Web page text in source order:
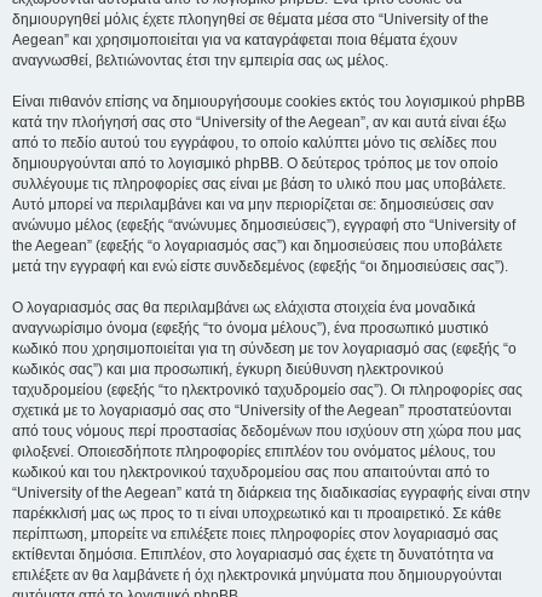
δημιουργηθεί μόλις έχετε πλοηγηθεί σε θέματα μέσα στο “University of the
Aegean” και χρησιμοποιείται για να καταγράφεται ποια θέματα έχουν
αναγνωσθεί, βελτιώνοντας έτσι την εμπειρία σας ως μέλος.
Είναι πιθανόν επίσης να δημιουργήσουμε cookies εκτός του λογισμικού phpBB
κατά την πλοήγησή σας στο “University of the Aegean”, αν και αυτά είναι έξω
από το πεδίο αυτού του εγγράφου, το οποίο καλύπτει μόνο τις σελίδες που
δημιουργούνται από το λογισμικό phpBB. Ο δεύτερος τρόπος με τον οποίο
συλλέγουμε τις πληροφορίες σας είναι με βάση το υλικό που μας υποβάλετε.
Αυτό μπορεί να περιλαμβάνει και να μην περιορίζεται σε: δημοσιεύσεις σαν
ανώνυμο μέλος (εφεξής “ανώνυμες δημοσιεύσεις”), εγγραφή στο “University of
the Aegean” (εφεξής “ο λογαριασμός σας”) και δημοσιεύσεις που υποβάλετε
μετά την εγγραφή και ενώ είστε συνδεδεμένος (εφεξής “οι δημοσιεύσεις σας”).
Ο λογαριασμός σας θα περιλαμβάνει ως ελάχιστα στοιχεία ένα μοναδικά
αναγνωρίσιμο όνομα (εφεξής “το όνομα μέλους”), ένα προσωπικό μυστικό
κωδικό που χρησιμοποιείται για τη σύνδεση με τον λογαριασμό σας (εφεξής “ο
κωδικός σας”) και μια προσωπική, έγκυρη διεύθυνση ηλεκτρονικού
ταχυδρομείου (εφεξής “το ηλεκτρονικό ταχυδρομείο σας”). Οι πληροφορίες σας
σχετικά με το λογαριασμό σας στο “University of the Aegean” προστατεύονται
από τους νόμους περί προστασίας δεδομένων που ισχύουν στη χώρα που μας
φιλοξενεί. Οποιεσδήποτε πληροφορίες επιπλέον του ονόματος μέλους, του
κωδικού και του ηλεκτρονικού ταχυδρομείου σας που απαιτούνται από το
“University of the Aegean” κατά τη διάρκεια της διαδικασίας εγγραφής είναι στην
παρέκκλισή μας ως προς το τι είναι υποχρεωτικό και τι προαιρετικό. Σε κάθε
περίπτωση, μπορείτε να επιλέξετε ποιες πληροφορίες στον λογαριασμό σας
εκτίθενται δημόσια. Επιπλέον, στο λογαριασμό σας έχετε τη δυνατότητα να
επιλέξετε αν θα λαμβάνετε ή όχι ηλεκτρονικά μηνύματα που δημιουργούνται